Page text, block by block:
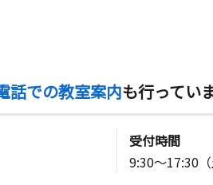
話での教室案内も行ってい
受付時間
9:30～17:30（